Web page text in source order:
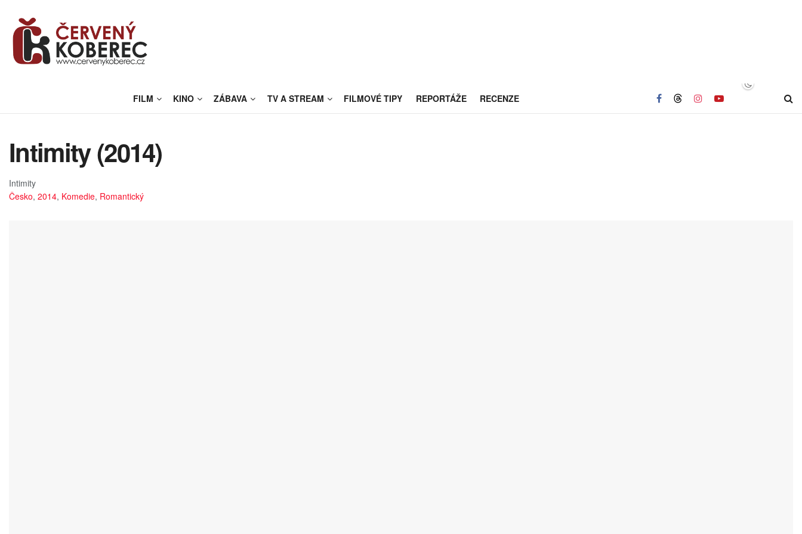
FILM KINO ZÁBAVA TV A STREAM FILMOVÉ TIPY REPORTÁŽE RECENZE
Intimity (2014)
Intimity
Česko, 2014, Komedie, Romantický